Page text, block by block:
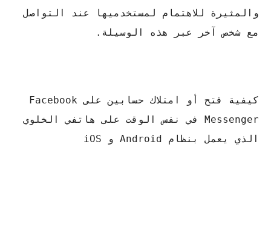
والمثيرة للاهتمام لمستخدميها عند التواصل
مع شخص آخر عبر هذه الوسيلة.
كيفية فتح أو امتلاك حسابين على Facebook
Messenger في نفس الوقت على هاتفي الخلوي
الذي يعمل بنظام Android و iOS